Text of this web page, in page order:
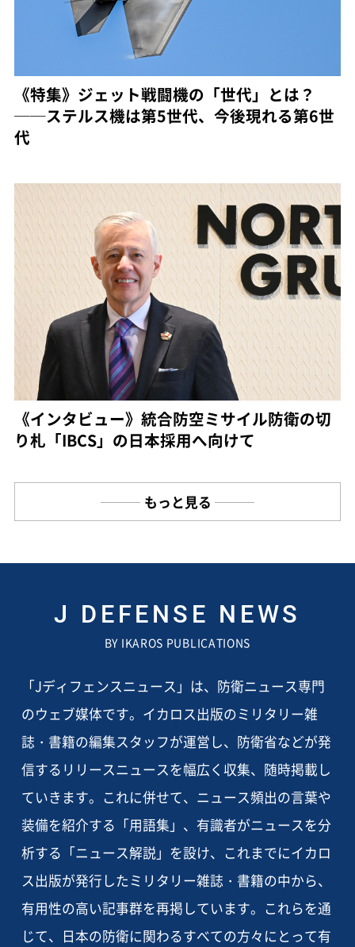
《特集》ジェット戦闘機の「世代」とは？
──ステルス機は第5世代、今後現れる第6世
代
《インタビュー》統合防空ミサイル防衛の切
り札「IBCS」の日本採用へ向けて
もっと見る
J DEFENSE NEWS
BY IKAROS PUBLICATIONS
「Jディフェンスニュース」は、防衛ニュース専門
のウェブ媒体です。イカロス出版のミリタリー雑
誌・書籍の編集スタッフが運営し、防衛省などが発
信するリリースニュースを幅広く収集、随時掲載し
ていきます。これに併せて、ニュース頻出の言葉や
装備を紹介する「用語集」、有識者がニュースを分
析する「ニュース解説」を設け、これまでにイカロ
ス出版が発行したミリタリー雑誌・書籍の中から、
有用性の高い記事群を再掲しています。これらを通
じて、日本の防衛に関わるすべての方々にとって有